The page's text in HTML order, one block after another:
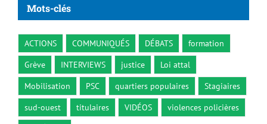
Mots-clés
ACTIONS COMMUNIQUÉS DÉBATS
formation
Grève
INTERVIEWS justice
Loi attal
Mobilisation
PSC quartiers populaires
Stagiaires
sud-ouest
titulaires VIDÉOS
violences policières